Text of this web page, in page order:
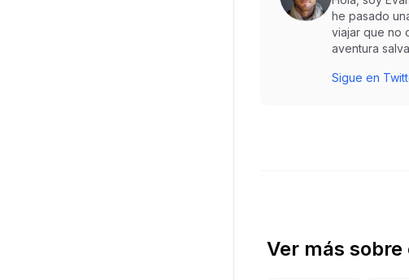
he pasado
viajar que no
aventura
Sigue en
Ver más